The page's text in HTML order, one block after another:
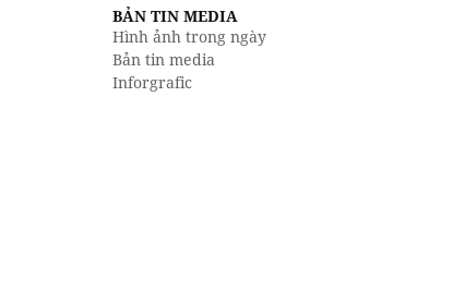
BẢN TIN MEDIA
Hình ảnh trong ngày
Bản tin media
Inforgrafic